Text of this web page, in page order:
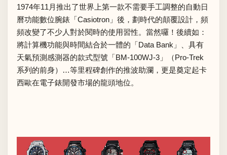
1974年11月推出了世界上第一款不需要手工調整的自動日
曆功能數位腕錶「Casiotron」後，劃時代的顛覆設計，頻
頻改變了不少人對於閱時的使用習性。當然囉！後續如：
將計算機功能與時間結合於一體的「Data Bank」、具有
天氣預測感測器的款式型號「BM-100WJ-3」（Pro-Trek
系列的前身）…等里程碑創作的推波助瀾，更是奠定起卡
西歐在電子錶開發市場的龍頭地位。